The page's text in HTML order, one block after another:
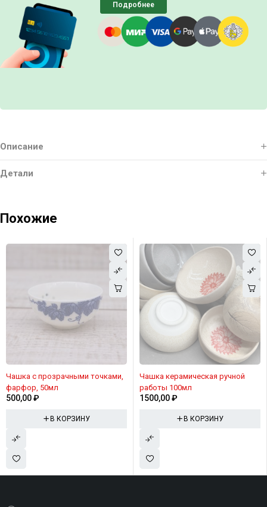
Подробнее
Описание
Детали
Похожие
Чашка с прозрачными точками,
фарфор, 50мл
500,00₽
В КОРЗИНУ
Чашка керамическая ручной
работы 100мл
1500,00₽
В КОРЗИНУ